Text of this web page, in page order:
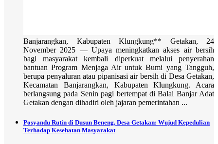
Banjarangkan, Kabupaten Klungkung** Getakan, 24
November 2025 — Upaya meningkatkan akses air bersih
bagi masyarakat kembali diperkuat melalui penyerahan
bantuan Program Menjaga Air untuk Bumi yang Tangguh,
berupa penyaluran atau pipanisasi air bersih di Desa Getakan,
Kecamatan Banjarangkan, Kabupaten Klungkung. Acara
berlangsung pada Senin pagi bertempat di Balai Banjar Adat
Getakan dengan dihadiri oleh jajaran pemerintahan ...
Posyandu Rutin di Dusun Beneng, Desa Getakan: Wujud Kepedulian
Terhadap Kesehatan Masyarakat